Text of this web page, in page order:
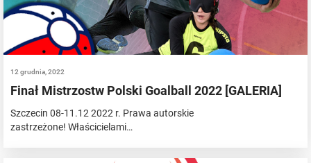
12 grudnia, 2022
Finał Mistrzostw Polski Goalball 2022 [GALERIA]
Szczecin 08-11.12 2022 r. Prawa autorskie
zastrzeżone! Właścicielami…